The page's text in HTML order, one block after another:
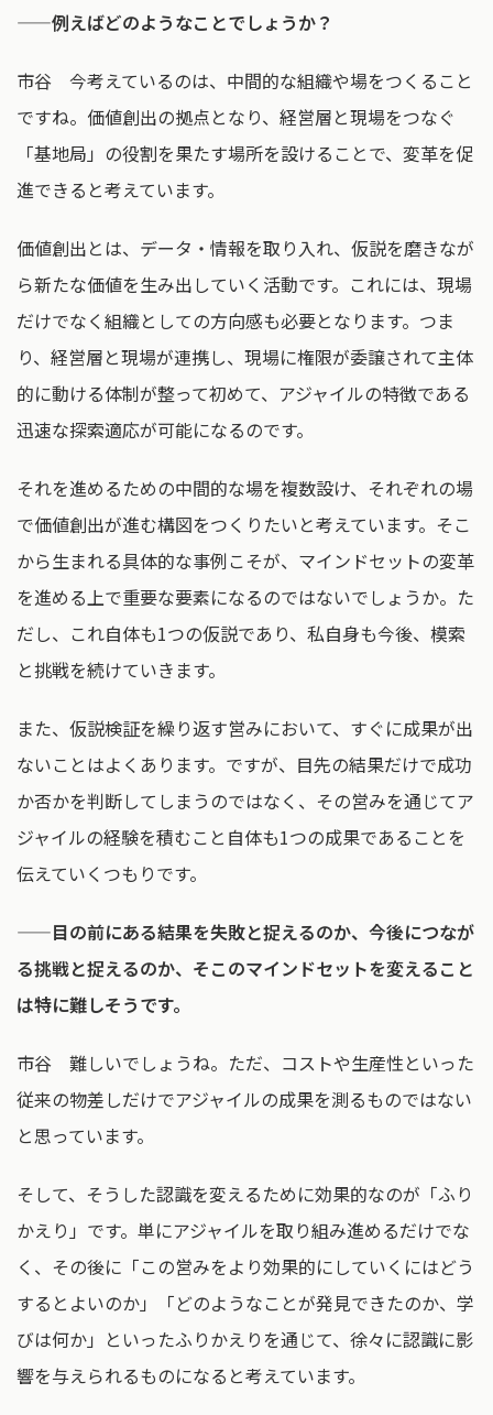
——例えばどのようなことでしょうか？
市谷 今考えているのは、中間的な組織や場をつくること
ですね。価値創出の拠点となり、経営層と現場をつなぐ
「基地局」の役割を果たす場所を設けることで、変革を促
進できると考えています。
価値創出とは、データ・情報を取り入れ、仮説を磨きなが
ら新たな価値を生み出していく活動です。これには、現場
だけでなく組織としての方向感も必要となります。つま
り、経営層と現場が連携し、現場に権限が委譲されて主体
的に動ける体制が整って初めて、アジャイルの特徴である
迅速な探索適応が可能になるのです。
それを進めるための中間的な場を複数設け、それぞれの場
で価値創出が進む構図をつくりたいと考えています。そこ
から生まれる具体的な事例こそが、マインドセットの変革
を進める上で重要な要素になるのではないでしょうか。た
だし、これ自体も1つの仮説であり、私自身も今後、模索
と挑戦を続けていきます。
また、仮説検証を繰り返す営みにおいて、すぐに成果が出
ないことはよくあります。ですが、目先の結果だけで成功
か否かを判断してしまうのではなく、その営みを通じてア
ジャイルの経験を積むこと自体も1つの成果であることを
伝えていくつもりです。
——目の前にある結果を失敗と捉えるのか、今後につなが
る挑戦と捉えるのか、そこのマインドセットを変えること
は特に難しそうです。
市谷 難しいでしょうね。ただ、コストや生産性といった
従来の物差しだけでアジャイルの成果を測るものではない
と思っています。
そして、そうした認識を変えるために効果的なのが「ふり
かえり」です。単にアジャイルを取り組み進めるだけでな
く、その後に「この営みをより効果的にしていくにはどう
するとよいのか」「どのようなことが発見できたのか、学
びは何か」といったふりかえりを通じて、徐々に認識に影
響を与えられるものになると考えています。